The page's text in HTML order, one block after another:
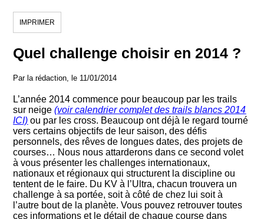
IMPRIMER
Quel challenge choisir en 2014 ?
Par la rédaction, le 11/01/2014
L’année 2014 commence pour beaucoup par les trails
sur neige(voir calendrier complet des trails blancs 2014
ICI) ou par les cross. Beaucoup ont déjà le regard tourné
vers certains objectifs de leur saison, des défis
personnels, des rêves de longues dates, des projets de
courses… Nous nous attarderons dans ce second volet
à vous présenter les challenges internationaux,
nationaux et régionaux qui structurent la discipline ou
tentent de le faire. Du KV à l’Ultra, chacun trouvera un
challenge à sa portée, soit à côté de chez lui soit à
l’autre bout de la planète.Vous pouvez retrouver toutes
ces informations et le détail de chaque course dans